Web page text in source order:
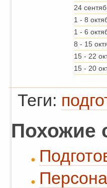
24
1 - 8
1 - 6
8 - 15
15 - 22
15 - 20
Теги:
Похожие